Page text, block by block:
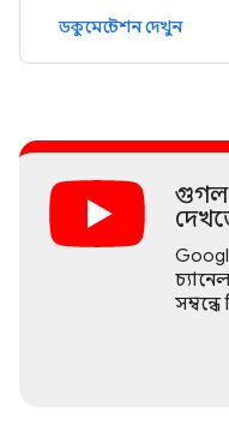
ডকুমেন্টেশন দেখুন
গুগল